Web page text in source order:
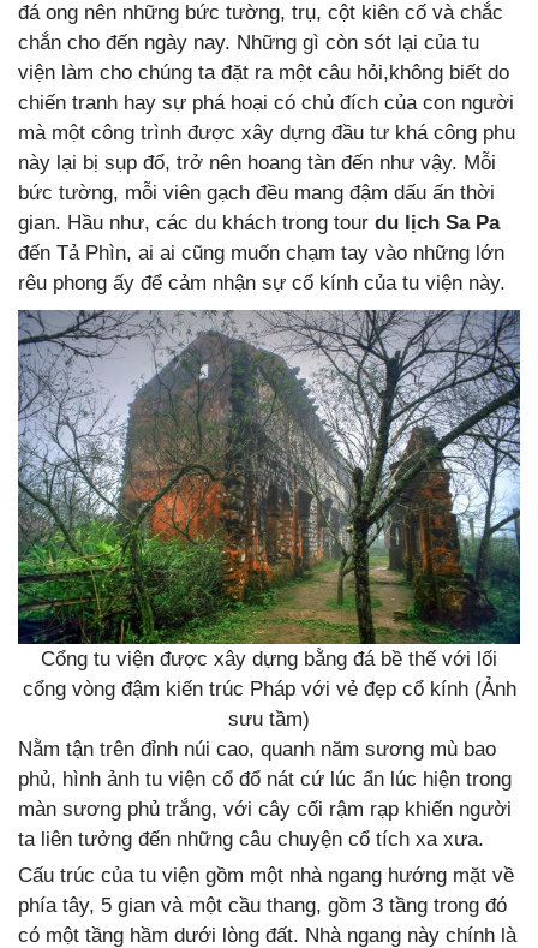
đá ong nên những bức tường, trụ, cột kiên cố và chắc
chắn cho đến ngày nay. Những gì còn sót lại của tu
viện làm cho chúng ta đặt ra một câu hỏi,không biết do
chiến tranh hay sự phá hoại có chủ đích của con người
mà một công trình được xây dựng đầu tư khá công phu
này lại bị sụp đổ, trở nên hoang tàn đến như vậy. Mỗi
bức tường, mỗi viên gạch đều mang đậm dấu ấn thời
gian. Hầu như, các du khách trong tour du lịch Sa Pa
đến Tả Phìn, ai ai cũng muốn chạm tay vào những lớn
rêu phong ấy để cảm nhận sự cổ kính của tu viện này.
Cổng tu viện được xây dựng bằng đá bề thế với lối
cổng vòng đậm kiến trúc Pháp với vẻ đẹp cổ kính (Ảnh
sưu tầm)
Nằm tận trên đỉnh núi cao, quanh năm sương mù bao
phủ, hình ảnh tu viện cổ đổ nát cứ lúc ẩn lúc hiện trong
màn sương phủ trắng, với cây cối rậm rạp khiến người
ta liên tưởng đến những câu chuyện cổ tích xa xưa.
Cấu trúc của tu viện gồm một nhà ngang hướng mặt về
phía tây, 5 gian và một cầu thang, gồm 3 tầng trong đó
có một tầng hầm dưới lòng đất. Nhà ngang này chính là